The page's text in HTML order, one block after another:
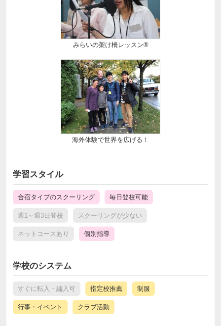
みらいの架け橋レッスン®
海外体験で世界を広げる！
学習スタイル
合宿タイプのスクーリング 毎日登校可能
週1～週3日登校 スクーリングが少ない
ネットコースあり 個別指導
学校のシステム
すぐに転入・編入可 指定校推薦 制服
行事・イベント クラブ活動